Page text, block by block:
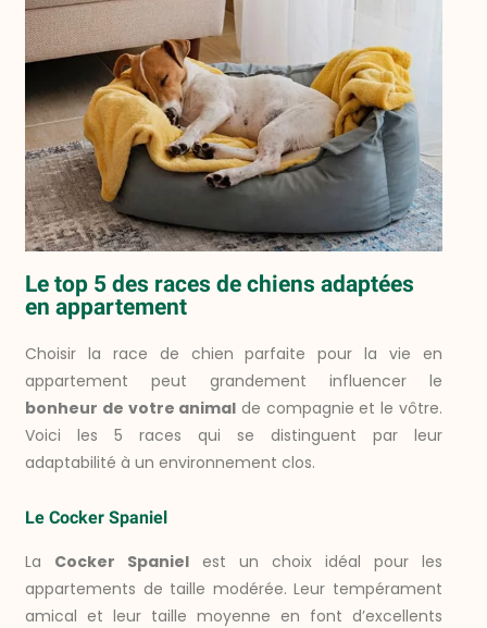
Le top 5 des races de chiens adaptées
en appartement
Choisir la race de chien parfaite pour la vie en
appartement peut grandement influencer le
bonheur de votre animal de compagnie et le vôtre.
Voici les 5 races qui se distinguent par leur
adaptabilité à un environnement clos.
Le Cocker Spaniel
La Cocker Spaniel est un choix idéal pour les
appartements de taille modérée. Leur tempérament
amical et leur taille moyenne en font d’excellents